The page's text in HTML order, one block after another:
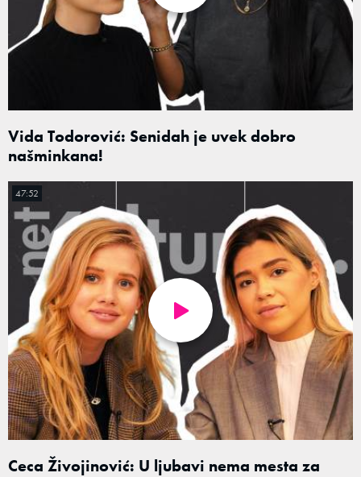
Vida Todorović: Senidah je uvek dobro
našminkana!
Ceca Živojinović: U ljubavi nema mesta za
47:52